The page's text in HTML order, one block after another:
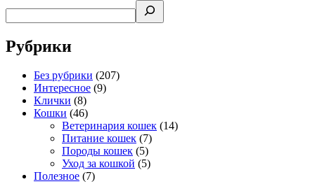
Рубрики
Без рубрики (207)
Интересное (9)
Клички (8)
Кошки (46)
Ветеринария кошек (14)
Питание кошек (7)
Породы кошек (5)
Уход за кошкой (5)
Полезное (7)